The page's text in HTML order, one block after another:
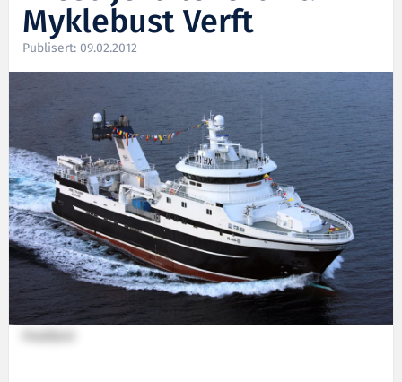
Myklebust Verft
Publisert: 09.02.2012